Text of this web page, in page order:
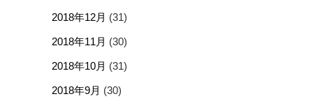
2018年12月 (31)
2018年11月 (30)
2018年10月 (31)
2018年9月 (30)